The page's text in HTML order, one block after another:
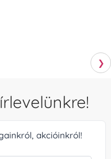
❯
akcióinkról!